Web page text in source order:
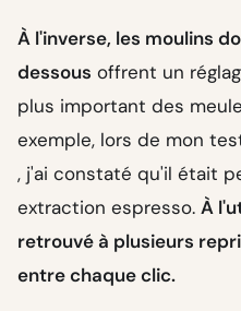
À l'inverse, les moulins
dessous offrent un
plus important des
exemple, lors de mon
, j'ai constaté qu'il était
extraction espresso. À
retrouvé à plusieurs
entre chaque clic.